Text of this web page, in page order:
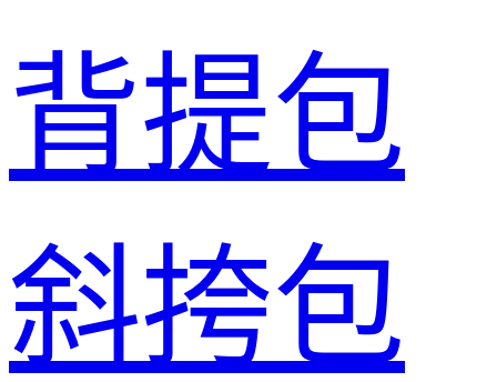
背提包
斜挎包